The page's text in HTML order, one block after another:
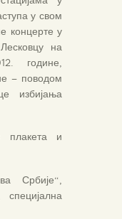
у свом
концерте у
на
године,
– поводом
избијања
плакета и
Србије“,